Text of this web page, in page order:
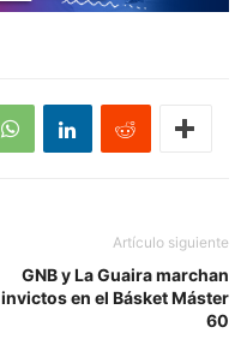
Artículo siguiente
GNB y La Guaira marchan
invictos en el Básket Máster
60